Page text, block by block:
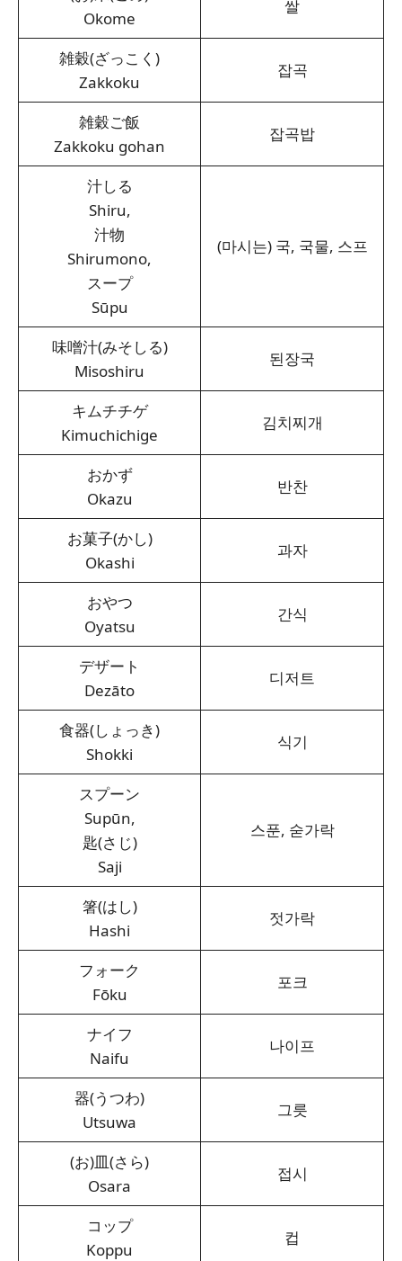
Okome
쌀
雑穀(ざっこく)
Zakkoku
잡곡
雑穀ご飯
Zakkoku gohan
잡곡밥
汁しる
Shiru,
汁物
Shirumono,
スープ
Sūpu
(마시는) 국, 국물, 스프
味噌汁(みそしる)
Misoshiru
된장국
キムチチゲ
Kimuchichige
김치찌개
おかず
Okazu
반찬
お菓子(かし)
Okashi
과자
おやつ
Oyatsu
간식
デザート
Dezāto
디저트
食器(しょっき)
Shokki
식기
スプーン
Supūn,
匙(さじ)
Saji
스푼, 숟가락
箸(はし)
Hashi
젓가락
フォーク
Fōku
포크
ナイフ
Naifu
나이프
器(うつわ)
Utsuwa
그릇
(お)皿(さら)
Osara
접시
コップ
Koppu
컵